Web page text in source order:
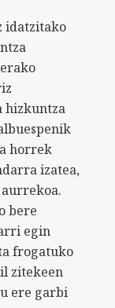
idatzitako
hizkuntza
horrek
izatea,
bere
egin
frogatuko
zitekeen
ere garbi